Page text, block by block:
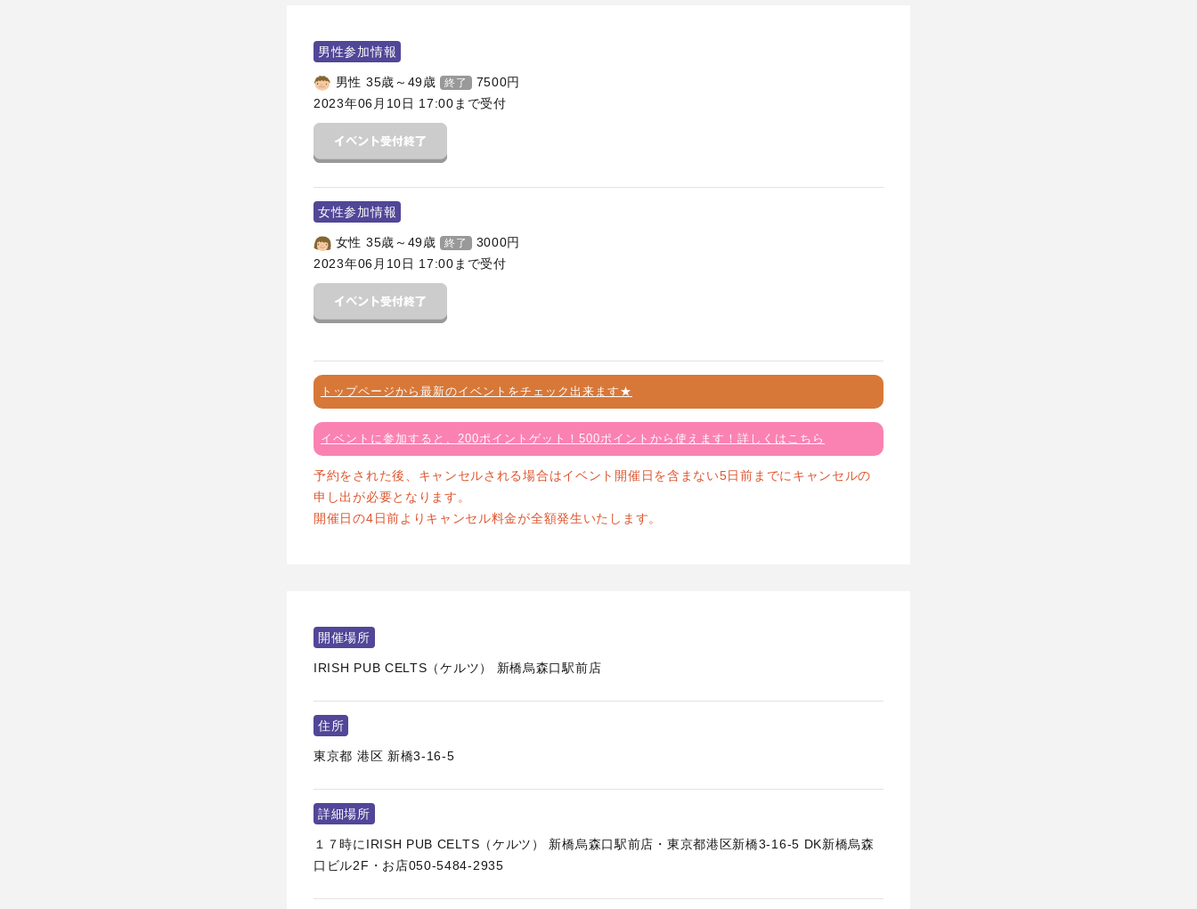
男性参加情報
男性 35歳～49歳 終了 7500円
2023年06月10日 17:00まで受付
女性参加情報
女性 35歳～49歳 終了 3000円
2023年06月10日 17:00まで受付
トップページから最新のイベントをチェック出来ます★
イベントに参加すると、200ポイントゲット！500ポイントから使えます！詳しくはこちら
予約をされた後、キャンセルされる場合はイベント開催日を含まない5日前までにキャンセルの
申し出が必要となります。
開催日の4日前よりキャンセル料金が全額発生いたします。
開催場所
IRISH PUB CELTS（ケルツ） 新橋烏森口駅前店
住所
東京都 港区 新橋3-16-5
詳細場所
１７時にIRISH PUB CELTS（ケルツ） 新橋烏森口駅前店・東京都港区新橋3-16-5 DK新橋烏森
口ビル2F・お店050-5484-2935